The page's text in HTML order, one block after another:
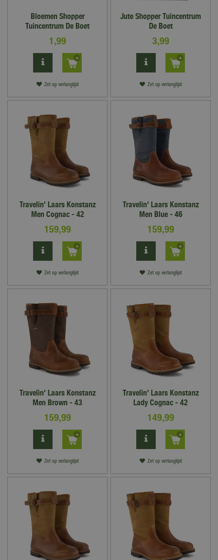
Bloemen Shopper
Tuincentrum De Boet
1,99
Zet op verlanglijst
Jute Shopper Tuincentrum
De Boet
3,99
Zet op verlanglijst
Travelin' Laars Konstanz
Men Cognac - 42
159,99
Zet op verlanglijst
Travelin' Laars Konstanz
Men Blue - 46
159,99
Zet op verlanglijst
Travelin' Laars Konstanz
Men Brown - 43
159,99
Zet op verlanglijst
Travelin' Laars Konstanz
Lady Cognac - 42
149,99
Zet op verlanglijst